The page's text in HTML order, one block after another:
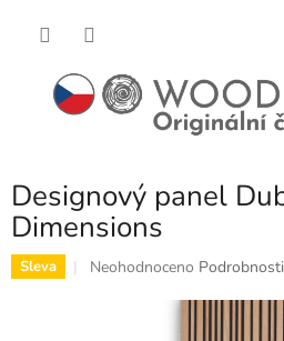
Designový panel
Dimensions
Sleva
Průměrné
Neohodnoceno